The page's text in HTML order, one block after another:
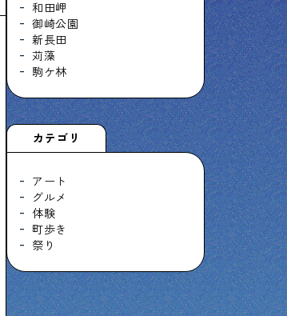
下町くらし不動産
物件情報やリノベーション事例を紹介します
ぶらり、下町
下町の特集記事です
和田岬
御崎公園
新長田
苅藻
駒ケ林
カテゴリ
アート
グルメ
体験
町歩き
祭り